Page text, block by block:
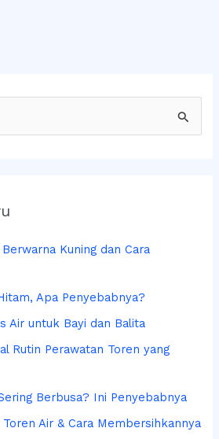
Kuning dan Cara
Apa Penyebabnya?
Air untuk Bayi dan Balita
Rutin Perawatan Toren yang
Berbusa? Ini Penyebabnya
Air & Cara Membersihkannya